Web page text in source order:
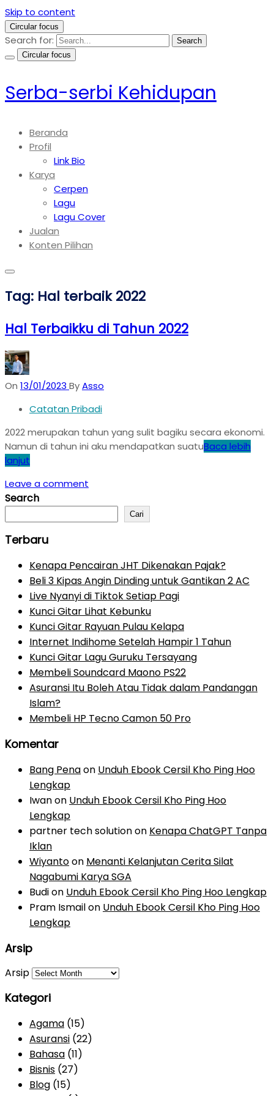
Skip to content
Circular focus
Search for:
Search
Circular focus
Serba-serbi Kehidupan
Beranda
Profil
Link Bio
Karya
Cerpen
Lagu
Lagu Cover
Jualan
Konten Pilihan
Tag: Hal terbaik 2022
Hal Terbaikku di Tahun 2022
On 13/01/2023 ByAsso
Catatan Pribadi
2022 merupakan tahun yang sulit bagiku secara ekonomi.
Namun di tahun ini aku mendapatkan suatuBaca lebih
lanjut
Leave a comment
Search
Cari
Terbaru
Kenapa Pencairan JHT Dikenakan Pajak?
Beli 3 Kipas Angin Dinding untuk Gantikan 2 AC
Live Nyanyi di Tiktok Setiap Pagi
Kunci Gitar Lihat Kebunku
Kunci Gitar Rayuan Pulau Kelapa
Internet Indihome Setelah Hampir 1 Tahun
Kunci Gitar Lagu Guruku Tersayang
Membeli Soundcard Maono PS22
Asuransi Itu Boleh Atau Tidak dalam Pandangan
Islam?
Membeli HP Tecno Camon 50 Pro
Komentar
Bang Penaon Unduh Ebook Cersil Kho Ping Hoo
Lengkap
Iwanon Unduh Ebook Cersil Kho Ping Hoo
Lengkap
partner tech solutionon Kenapa ChatGPT Tanpa
Iklan
Wiyantoon Menanti Kelanjutan Cerita Silat
Nagabumi Karya SGA
Budion Unduh Ebook Cersil Kho Ping Hoo Lengkap
Pram Ismailon Unduh Ebook Cersil Kho Ping Hoo
Lengkap
Arsip
Arsip
Kategori
Agama (15)
Asuransi (22)
Bahasa (11)
Bisnis (27)
Blog (15)